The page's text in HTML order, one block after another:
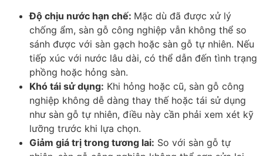
Độ chịu nước hạn chế: Mặc dù đã được xử lý
chống ẩm, sàn gỗ công nghiệp vẫn không thể so
sánh được với sàn gạch hoặc sàn gỗ tự nhiên. Nếu
tiếp xúc với nước lâu dài, có thể dẫn đến tình trạng
phồng hoặc hỏng sàn.
Khó tái sử dụng: Khi hỏng hoặc cũ, sàn gỗ công
nghiệp không dễ dàng thay thế hoặc tái sử dụng
như sàn gỗ tự nhiên, điều này cần phải xem xét kỹ
lưỡng trước khi lựa chọn.
Giảm giá trị trong tương lai: So với sàn gỗ tự